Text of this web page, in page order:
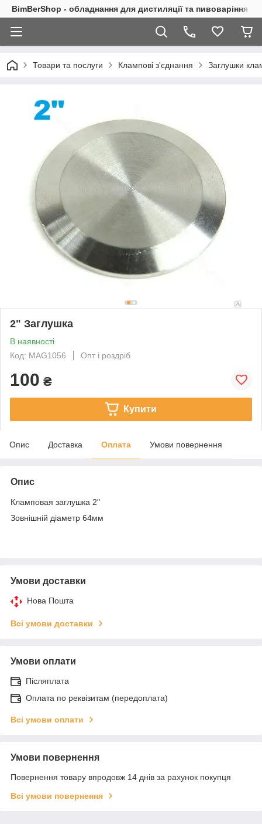
BimBerShop - обладнання для дистиляції та пивоваріння
Товари та послуги Клампові з'єднання Заглушки
2" Заглушка
В наявності
Код: MAG1056
Опт і роздріб
100 ₴
Купити
Опис Доставка Оплата Умови повернення
Опис
Кламповая заглушка 2"
Зовнішній діаметр 64мм
Умови доставки
Нова Пошта
Всі умови доставки
Умови оплати
Післяплата
Оплата по реквізитам (передоплата)
Всі умови оплати
Умови повернення
Повернення товару впродовж 14 днів за рахунок покупця
Всі умови повернення